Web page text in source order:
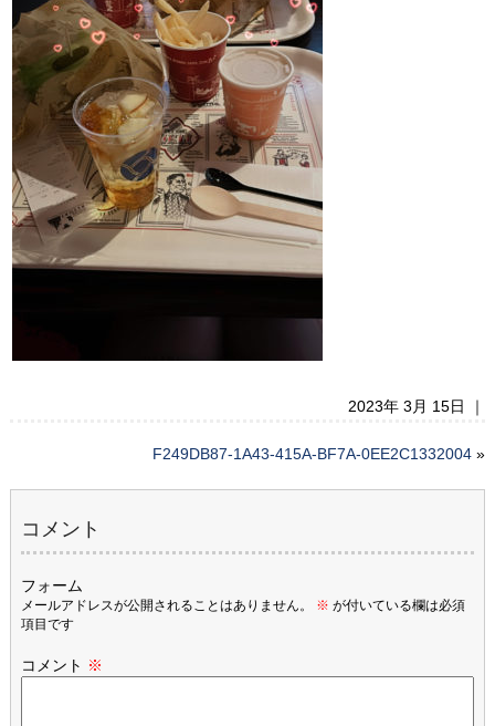
2023年 3月 15日 ｜
F249DB87-1A43-415A-BF7A-0EE2C1332004 »
コメント
フォーム
メールアドレスが公開されることはありません。 ※ が付いている欄は必須
項目です
コメント ※